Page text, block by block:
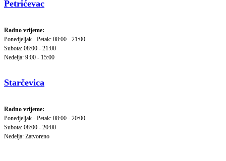
Petrićevac
Radno vrijeme:
Ponedjeljak - Petak: 08:00 - 21:00
Subota: 08:00 - 21:00
Nedelja: 9:00 - 15:00
Starčevica
Radno vrijeme:
Ponedjeljak - Petak: 08:00 - 20:00
Subota: 08:00 - 20:00
Nedelja: Zatvoreno